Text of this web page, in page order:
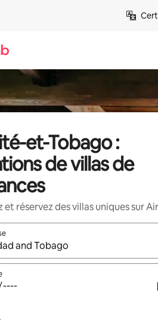
et-Tobago :
de villas de
et réservez des villas uniques sur
les résultats s'affichent, utilisez les